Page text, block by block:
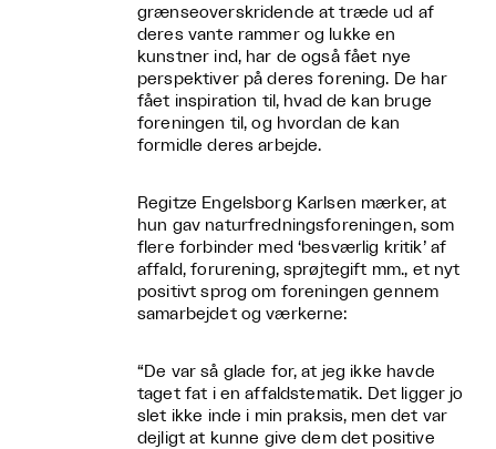
grænseoverskridende at træde ud af
deres vante rammer og lukke en
kunstner ind, har de også fået nye
perspektiver på deres forening. De har
fået inspiration til, hvad de kan bruge
foreningen til, og hvordan de kan
formidle deres arbejde.
Regitze Engelsborg Karlsen mærker, at
hun gav naturfredningsforeningen, som
flere forbinder med ‘besværlig kritik’ af
affald, forurening, sprøjtegift mm., et nyt
positivt sprog om foreningen gennem
samarbejdet og værkerne:
“De var så glade for, at jeg ikke havde
taget fat i en affaldstematik. Det ligger jo
slet ikke inde i min praksis, men det var
dejligt at kunne give dem det positive